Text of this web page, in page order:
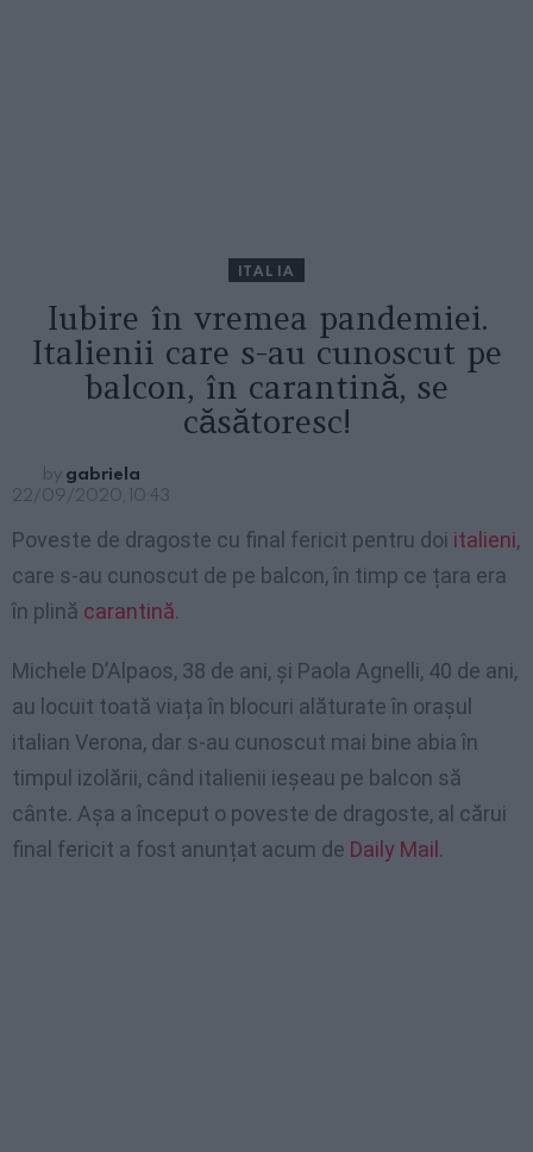
ITALIA
Iubire în vremea pandemiei.
Italienii care s-au cunoscut pe
balcon, în carantină, se
căsătoresc!
by gabriela
22/09/2020, 10:43
Poveste de dragoste cu final fericit pentru doi italieni,
care s-au cunoscut de pe balcon, în timp ce țara era
în plină carantină.
Michele D’Alpaos, 38 de ani, și Paola Agnelli, 40 de ani,
au locuit toată viața în blocuri alăturate în orașul
italian Verona, dar s-au cunoscut mai bine abia în
timpul izolării, când italienii ieșeau pe balcon să
cânte. Așa a început o poveste de dragoste, al cărui
final fericit a fost anunțat acum de Daily Mail .